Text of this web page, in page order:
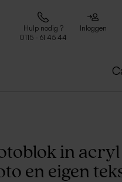
Hulp nodig ?
0115 - 61 45 44
Inloggen
in acryl
en eigen